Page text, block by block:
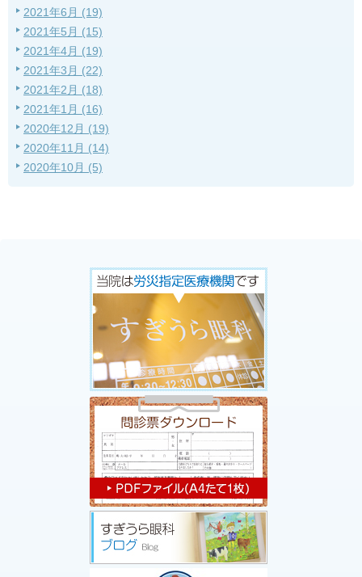
2021年6月 (19)
2021年5月 (15)
2021年4月 (19)
2021年3月 (22)
2021年2月 (18)
2021年1月 (16)
2020年12月 (19)
2020年11月 (14)
2020年10月 (5)